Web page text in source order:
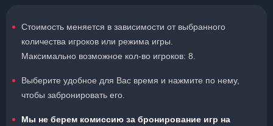
Стоимость меняется в зависимости от выбранного
количества игроков или режима игры.
Максимально возможное кол-во игроков: 8.
Выберите удобное для Вас время и нажмите по нему,
чтобы забронировать его.
Мы не берем комиссию за бронирование игр на